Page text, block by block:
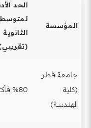
المؤسسة
الحد
لمتوسط
الثانوية
جامعة قطر
(كلية
الهندسة)
%80 فأكثر